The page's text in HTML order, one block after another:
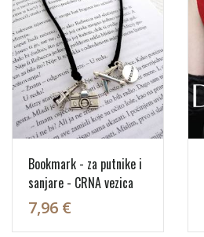
Bookmark - za putnike i
sanjare - CRNA vezica
7,96 €